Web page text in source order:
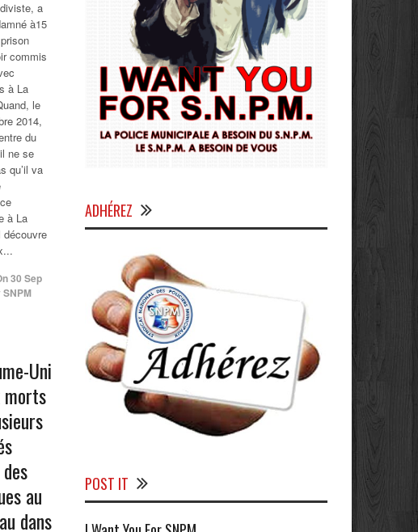
a
à15
commis
à La
le
2014,
du
ne se
qu’il va
à La
découvre
30 Sep
SNPM
Uni
morts
au
dans
ADHÉREZ
POST IT